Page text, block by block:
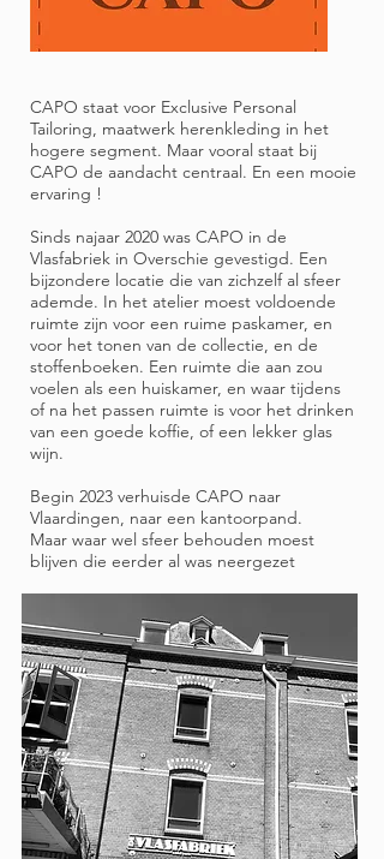
​CAPO staat voor Exclusive Personal
Tailoring, maatwerk herenkleding in het
hogere segment. Maar vooral staat bij
CAPO de aandacht centraal. En een mooie
ervaring !
Sinds najaar 2020 was CAPO in de
Vlasfabriek in Overschie gevestigd. Een
bijzondere locatie die van zichzelf al sfeer
ademde. ​In het atelier moest voldoende
ruimte zijn voor een ruime paskamer, en
voor het tonen van de collectie, en de
stoffenboeken. Een ruimte die aan zou
voelen als een huiskamer, en waar tijdens
of na het passen ruimte is voor het drinken
van een goede koffie, of een lekker glas
wijn.
Begin 2023 verhuisde CAPO naar
Vlaardingen, naar een kantoorpand.
Maar waar wel sfeer behouden moest
blijven die eerder al was neergezet